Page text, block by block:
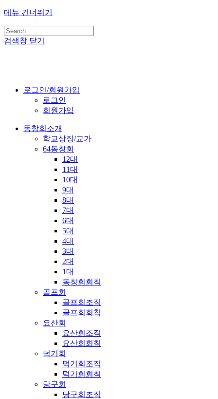
메뉴 건너뛰기
검색창 닫기
로그인/회원가입
로그인
회원가입
동창회소개
학교상징/교가
64동창회
12대
11대
10대
9대
8대
7대
6대
5대
4대
3대
2대
1대
동창회회칙
골프회
골프회조직
골프회회칙
요산회
요산회조직
요산회회칙
덕기회
덕기회조직
덕기회회칙
당구회
당구회조직